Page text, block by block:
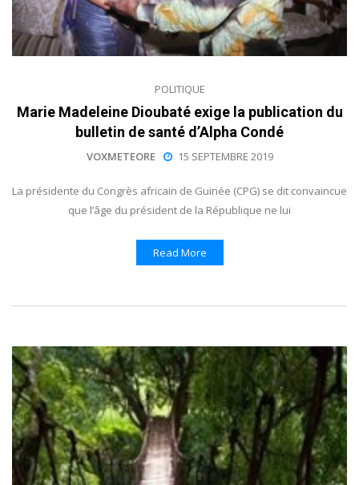
POLITIQUE
Marie Madeleine Dioubaté exige la publication du
bulletin de santé d’Alpha Condé
VOXMETEORE 15 SEPTEMBRE 2019
La présidente du Congrès africain de Guinée (CPG) se dit convaincue
que l’âge du président de la République ne lui
Read More